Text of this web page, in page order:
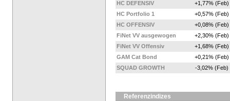
HC DEFENSIV
+1,77% (Feb)
HC Portfolio 1
+0,57% (Feb)
HC OFFENSIV
+0,08% (Feb)
FiNet VV ausgewogen
+2,30% (Feb)
FiNet VV Offensiv
+1,68% (Feb)
GAM Cat Bond
+0,21% (Feb)
SQUAD GROWTH
-3,02% (Feb)
Referenzindizes